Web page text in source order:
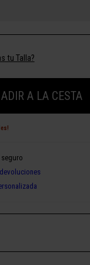
tu Talla?
A LA CESTA